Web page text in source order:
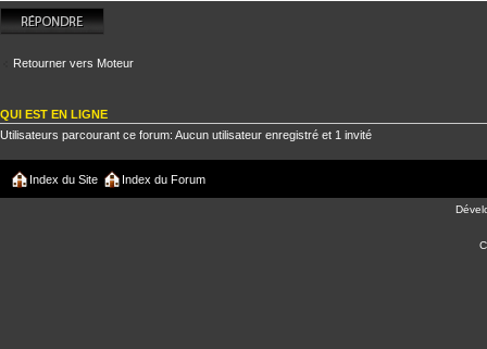
Répondre
Retourner vers Moteur
QUI EST EN LIGNE
Utilisateurs parcourant ce forum: Aucun utilisateur enregistré et 1 invité
Index du Site Index du Forum